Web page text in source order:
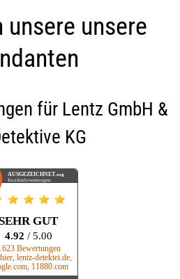
unsere unsere
für Lentz GmbH &
KG
AUSGEZEICHNET.org
Kundenbewertungen
GUT
4.92 / 5.00
Bewertungen
lentz-detektei.de,
11880.com